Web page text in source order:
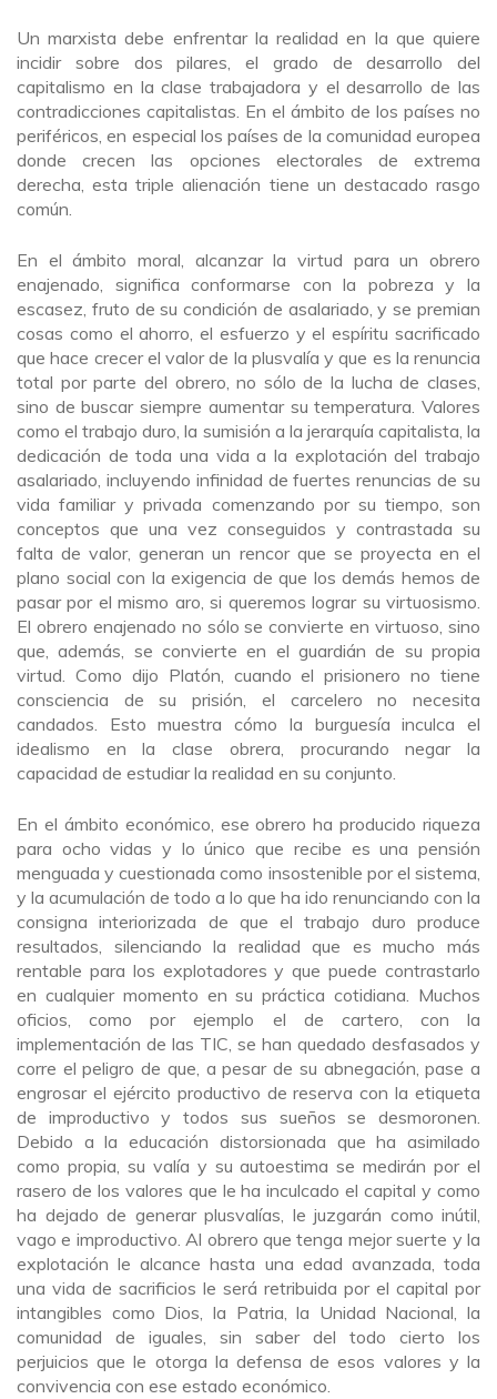
Un marxista debe enfrentar la realidad en la que quiere
incidir sobre dos pilares, el grado de desarrollo del
capitalismo en la clase trabajadora y el desarrollo de las
contradicciones capitalistas. En el ámbito de los países no
periféricos, en especial los países de la comunidad europea
donde crecen las opciones electorales de extrema
derecha, esta triple alienación tiene un destacado rasgo
común.
En el ámbito moral, alcanzar la virtud para un obrero
enajenado, significa conformarse con la pobreza y la
escasez, fruto de su condición de asalariado, y se premian
cosas como el ahorro, el esfuerzo y el espíritu sacrificado
que hace crecer el valor de la plusvalía y que es la renuncia
total por parte del obrero, no sólo de la lucha de clases,
sino de buscar siempre aumentar su temperatura. Valores
como el trabajo duro, la sumisión a la jerarquía capitalista, la
dedicación de toda una vida a la explotación del trabajo
asalariado, incluyendo infinidad de fuertes renuncias de su
vida familiar y privada comenzando por su tiempo, son
conceptos que una vez conseguidos y contrastada su
falta de valor, generan un rencor que se proyecta en el
plano social con la exigencia de que los demás hemos de
pasar por el mismo aro, si queremos lograr su virtuosismo.
El obrero enajenado no sólo se convierte en virtuoso, sino
que, además, se convierte en el guardián de su propia
virtud. Como dijo Platón, cuando el prisionero no tiene
consciencia de su prisión, el carcelero no necesita
candados. Esto muestra cómo la burguesía inculca el
idealismo en la clase obrera, procurando negar la
capacidad de estudiar la realidad en su conjunto.
En el ámbito económico, ese obrero ha producido riqueza
para ocho vidas y lo único que recibe es una pensión
menguada y cuestionada como insostenible por el sistema,
y la acumulación de todo a lo que ha ido renunciando con la
consigna interiorizada de que el trabajo duro produce
resultados, silenciando la realidad que es mucho más
rentable para los explotadores y que puede contrastarlo
en cualquier momento en su práctica cotidiana. Muchos
oficios, como por ejemplo el de cartero, con la
implementación de las TIC, se han quedado desfasados y
corre el peligro de que, a pesar de su abnegación, pase a
engrosar el ejército productivo de reserva con la etiqueta
de improductivo y todos sus sueños se desmoronen.
Debido a la educación distorsionada que ha asimilado
como propia, su valía y su autoestima se medirán por el
rasero de los valores que le ha inculcado el capital y como
ha dejado de generar plusvalías, le juzgarán como inútil,
vago e improductivo. Al obrero que tenga mejor suerte y la
explotación le alcance hasta una edad avanzada, toda
una vida de sacrificios le será retribuida por el capital por
intangibles como Dios, la Patria, la Unidad Nacional, la
comunidad de iguales, sin saber del todo cierto los
perjuicios que le otorga la defensa de esos valores y la
convivencia con ese estado económico.